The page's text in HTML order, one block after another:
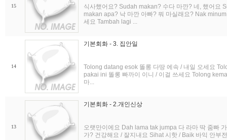
15
식사했어요? Sudah makan? 수다 마깐? 네, 했어요
makan apa? 낙 마깐 아빠? 뭐 마실래요? Nak
세요 Tambah lagi ...
14
기본회화 - 3. 집안일
Tolong datang esok 똘롱 다땅 에속 / 내일 오세요
pakai ini 똘롱 빠까이 이니 / 이걸 쓰세요 Tolong
마...
13
기본회화 - 2.개인신상
오랫만이에요 Dah lama tak jumpa 다 라마 딱 줌빠
가? 건강해요 / 잘지내요 Sihat 시핫 / Baik 바익 안부